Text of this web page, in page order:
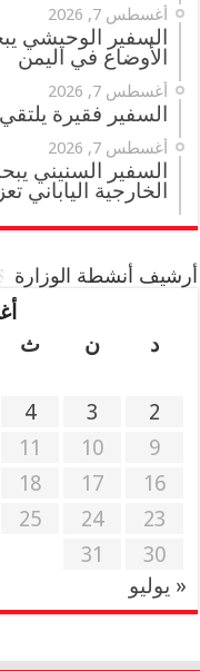
أغسطس 7, 2026
السفير
الأوضاع في اليمن
أغسطس 7, 2026
السفير فقيرة يلتقي
أغسطس 7, 2026
السفير السنيني
الخارجية الياباني
أرشيف أنشطة الوزارة
د
ن ث
2
3
4
9
10
11
16
17
18
23
24
25
30
31
« يوليو